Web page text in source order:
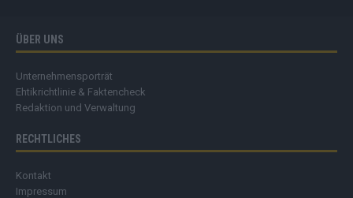
ÜBER UNS
Unternehmensporträt
Ehtikrichtlinie & Faktencheck
Redaktion und Verwaltung
RECHTLICHES
Kontakt
Impressum